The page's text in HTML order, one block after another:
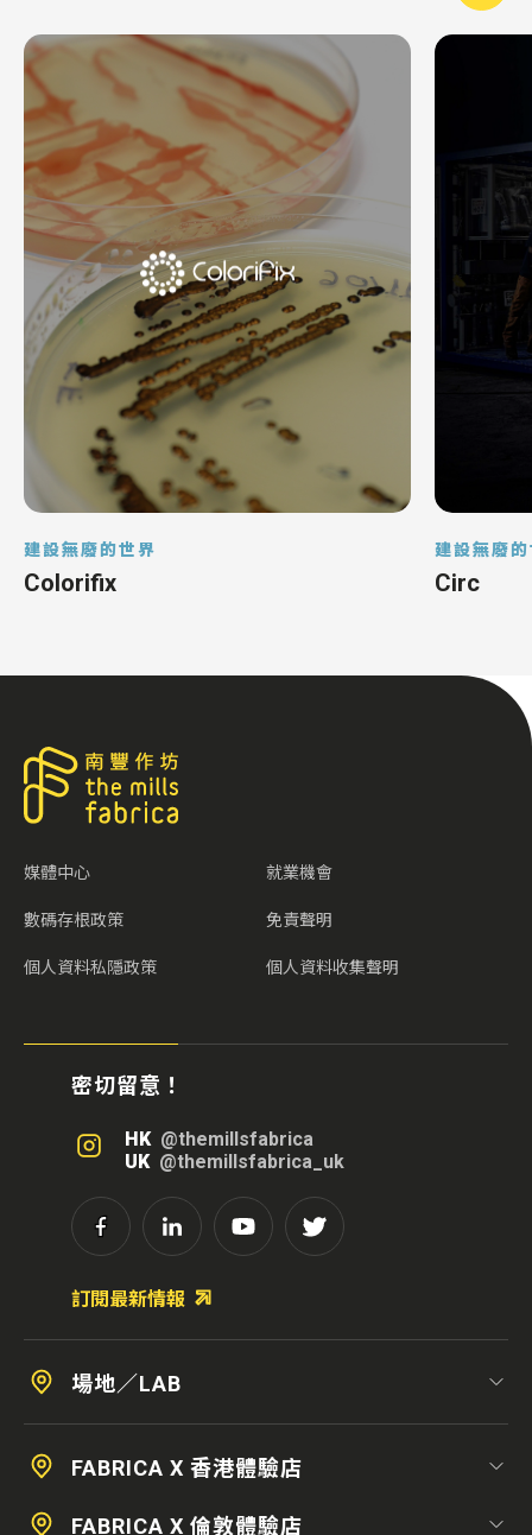
建設無廢的世界
Colorifix
建設無廢
Circ
媒體中心 就業機會
數碼存根政策 免責聲明
個人資料私隱政策 個人資料收集聲明
密切留意！
HK @themillsfabrica
UK @themillsfabrica_uk
訂閱最新情報
場地／LAB
FABRICA X 香港體驗店
FABRICA X 倫敦體驗店